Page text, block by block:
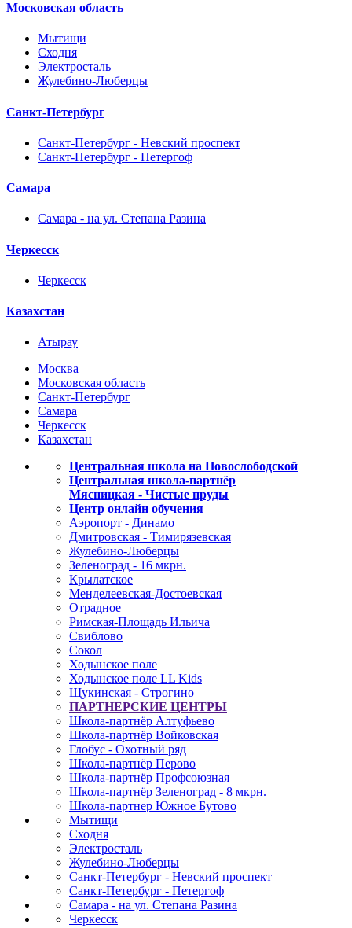
Московская область
Мытищи
Сходня
Электросталь
Жулебино-Люберцы
Санкт-Петербург
Санкт-Петербург - Невский проспект
Санкт-Петербург - Петергоф
Самара
Самара - на ул. Степана Разина
Черкесск
Черкесск
Казахстан
Атырау
Москва
Московская область
Санкт-Петербург
Самара
Черкесск
Казахстан
Центральная школа на Новослободской
Центральная школа-партнёр
Мясницкая - Чистые пруды
Центр онлайн обучения
Аэропорт - Динамо
Дмитровская - Тимирязевская
Жулебино-Люберцы
Зеленоград - 16 мкрн.
Крылатское
Менделеевская-Достоевская
Отрадное
Римская-Площадь Ильича
Свиблово
Сокол
Ходынское поле
Ходынское поле LL Kids
Щукинская - Строгино
ПАРТНЕРСКИЕ ЦЕНТРЫ
Школа-партнёр Алтуфьево
Школа-партнёр Войковская
Глобус - Охотный ряд
Школа-партнёр Перово
Школа-партнёр Профсоюзная
Школа-партнёр Зеленоград - 8 мкрн.
Школа-партнер Южное Бутово
Мытищи
Сходня
Электросталь
Жулебино-Люберцы
Санкт-Петербург - Невский проспект
Санкт-Петербург - Петергоф
Самара - на ул. Степана Разина
Черкесск